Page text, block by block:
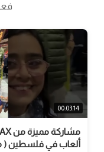
00:03:14
ألعاب في فلسطين (